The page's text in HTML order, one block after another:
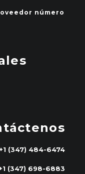
número
(347) 484-6474
(347) 698-6883